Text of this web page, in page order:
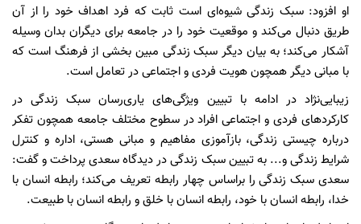
او افزود: سبک زندگی شیوه‌ای است ثابت که فرد اهداف خود را از آن
طریق دنبال می‌کند و موقعیت خود را در جامعه برای دیگران بدان وسیله
آشکار می‌کند؛ به بیان دیگر سبک زندگی مبین بخشی از فرهنگ است که
با مبانی دیگر همچون هویت فردی و اجتماعی در تعامل است.
زیبایی‌نژاد در ادامه با تبیین ویژگی‌های یاری‌رسان سبک زندگی در
کارکردهای فردی و اجتماعی افراد در سطوح مختلف جامعه همچون تفکر
درباره چیستی زندگی، بازآموزی مفاهیم و مبانی هستی، اداره و کنترل
شرایط زندگی و... به تبیین سبک زندگی در دیدگاه سعدی پرداخت و گفت:
سعدی سبک زندگی را براساس چهار رابطه تعریف می‌کند؛ رابطه انسان با
خدا، رابطه انسان با خود، رابطه انسان با خلق و رابطه انسان با طبیعت.